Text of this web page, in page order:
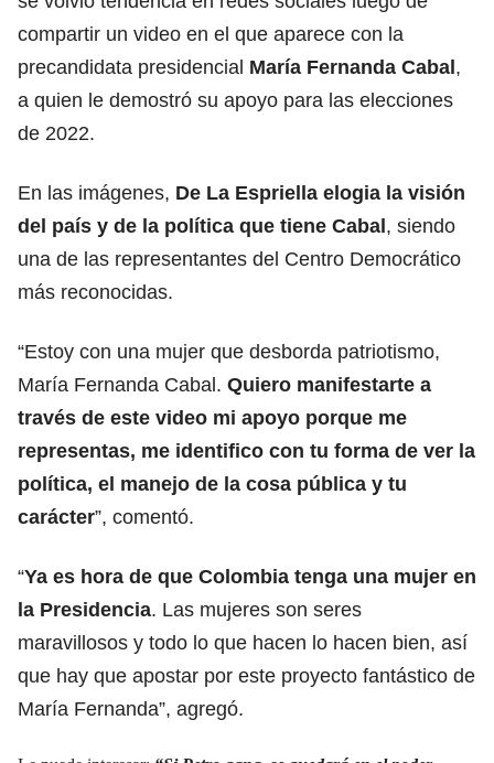
compartir un video en el que aparece con la
precandidata presidencial María Fernanda Cabal,
a quien le demostró su apoyo para las elecciones
de 2022.
En las imágenes, De La Espriella elogia la visión
del país y de la política que tiene Cabal, siendo
una de las representantes del Centro Democrático
más reconocidas.
“Estoy con una mujer que desborda patriotismo,
María Fernanda Cabal. Quiero manifestarte a
través de este video mi apoyo porque me
representas, me identifico con tu forma de ver la
política, el manejo de la cosa pública y tu
carácter”, comentó.
“Ya es hora de que Colombia tenga una mujer en
la Presidencia. Las mujeres son seres
maravillosos y todo lo que hacen lo hacen bien, así
que hay que apostar por este proyecto fantástico de
María Fernanda”, agregó.